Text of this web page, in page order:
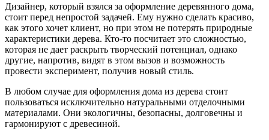
Дизайнер, который взялся за оформление деревянного дома,
стоит перед непростой задачей. Ему нужно сделать красиво,
как этого хочет клиент, но при этом не потерять природные
характеристики дерева. Кто-то посчитает это сложностью,
которая не дает раскрыть творческий потенциал, однако
другие, напротив, видят в этом вызов и возможность
провести эксперимент, получив новый стиль.
В любом случае для оформления дома из дерева стоит
пользоваться исключительно натуральными отделочными
материалами. Они экологичны, безопасны, долговечны и
гармонируют с древесиной.